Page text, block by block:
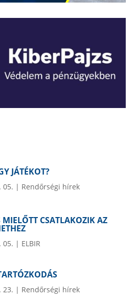
JÁTÉKOT?
05. | Rendőrségi hírek
MIELŐTT CSATLAKOZIK AZ
05. | ELBIR
23. | Rendőrségi hírek